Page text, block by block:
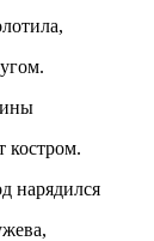
нарядился